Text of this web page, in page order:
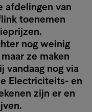
afdelingen van
toenemen
nog weinig
ze maken
vandaag nog via
Electriciteits- en
zijn er en